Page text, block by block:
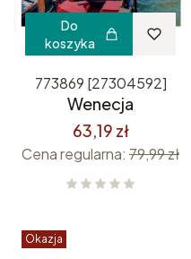
Do
koszyka
773869 [27304592]
Wenecja
63,19 zł
Cena regularna: 79,99 zł
Okazja